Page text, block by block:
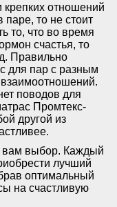
крепких отношений
паре, то не стоит
то, что во время
счастья, то
Правильно
для пар с разным
взаимоотношений.
поводов для
Промтекс-
другой из
вам выбор. Каждый
лучший
оптимальный
на счастливую